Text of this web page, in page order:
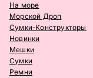
На море
Морской Дроп
Сумки-Конструкторы
Новинки
Мешки
Сумки
Ремни